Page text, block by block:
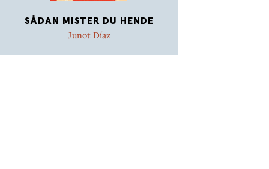
SÅDAN MISTER DU HENDE
Junot Díaz